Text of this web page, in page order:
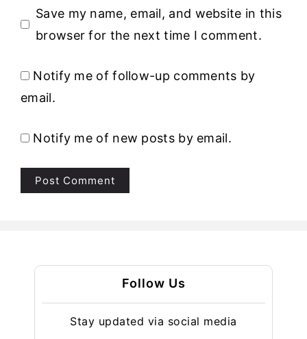
Save my name, email, and website in this
browser for the next time I comment.
Notify me of follow-up comments by
email.
Notify me of new posts by email.
Follow Us
Stay updated via social media